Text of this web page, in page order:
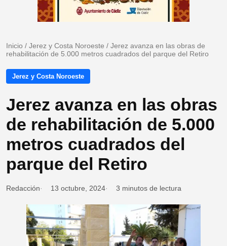
Inicio / Jerez y Costa Noroeste / Jerez avanza en las obras de
rehabilitación de 5.000 metros cuadrados del parque del Retiro
Jerez y Costa Noroeste
Jerez avanza en las obras
de rehabilitación de 5.000
metros cuadrados del
parque del Retiro
Redacción 13 octubre, 2024 3 minutos de lectura